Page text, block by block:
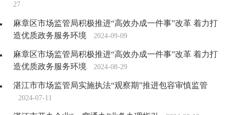
27
麻章区市场监管局积极推进“高效办成一件事”改革 着力打
造优质政务服务环境
2024-09-09
麻章区市场监管局积极推进“高效办成一件事”改革 着力打
造优质政务服务环境
2024-08-29
湛江市市场监管局实施执法“观察期”推进包容审慎监管
2024-07-11